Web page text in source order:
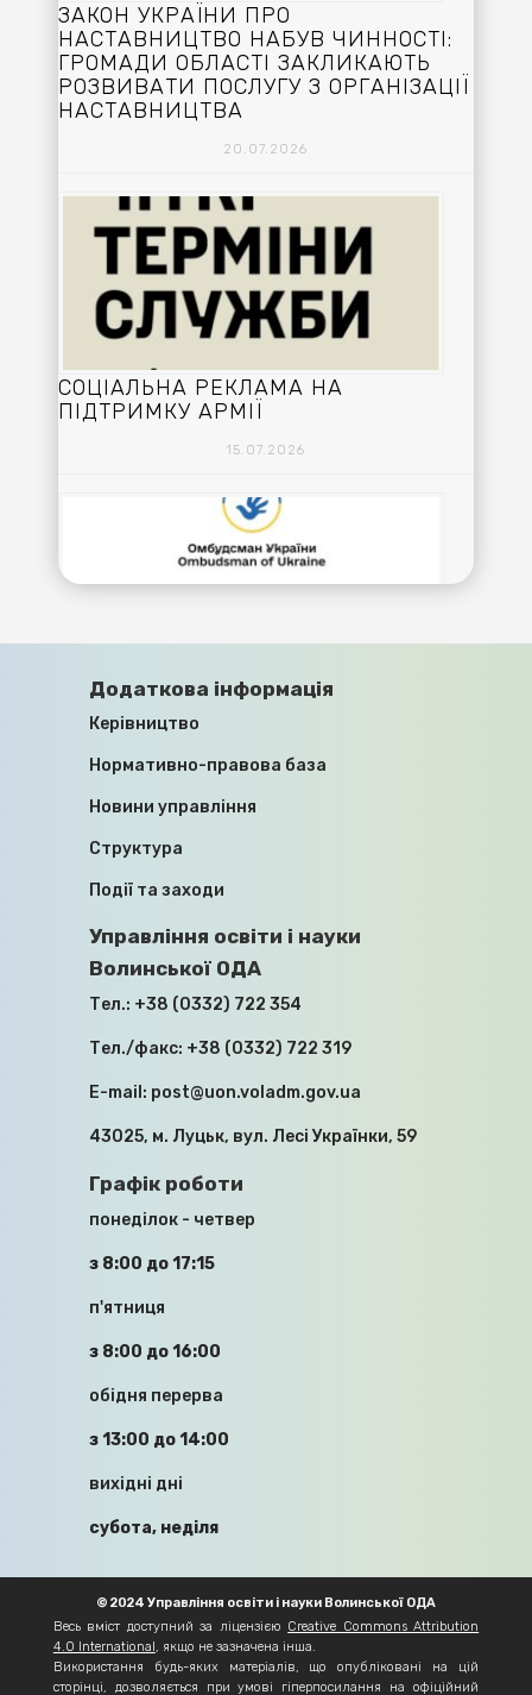
ЗАКОН УКРАЇНИ ПРО
НАСТАВНИЦТВО НАБУВ ЧИННОСТІ:
ГРОМАДИ ОБЛАСТІ ЗАКЛИКАЮТЬ
РОЗВИВАТИ ПОСЛУГУ З ОРГАНІЗАЦІЇ
НАСТАВНИЦТВА
20.07.2026
СОЦІАЛЬНА РЕКЛАМА НА
ПІДТРИМКУ АРМІЇ
15.07.2026
ПРАВА ЦИВІЛЬНИХ ОСІБ,
ПОЗБАВЛЕНИХ ОСОБИСТОЇ СВОБОДИ
ВНАСЛІДОК ЗБРОЙНОЇ АГРЕСІЇ
ПРОТИ УКРАЇНИ, ЗНИКЛИХ
ОБСТАВИН, ТА ЧЛЕНІВ ЇХНІХ СІМЕЙ
МОДЕРНІЗАЦІЯ, ДЕЦЕНТРАЛІЗАЦІЯ,
ІНВЕСТИЦІЇ: У ВМІ ПРОЙШЛА
РОБОЧА НАРАДА ІЗ ЗАСТУПНИКОМ
16.04.2026
ПРО РЕАЛІЗАЦІЮ ВАЖЛИВОГО ДЛЯ
ЦЕНТРУ ПРОФЕСІЙНОЇ
КОЛКІВСЬКОГО ЦЕНТРУ
СЬОГОДНІ НА РОБОЧІЙ НАРАДІ ІЗ
ЗАСТУПНИКОМ МІНІСТРА ОСВІТИ І
НАУКИ УКРАЇНИ ДМИТРОМ
ЗАВГОРОДНІМ.
16.04.2026
Додаткова інформація
Керівництво
Нормативно-правова база
Новини управління
Структура
Події та заходи
Управління освіти і науки
Волинської ОДА
Тел.: +38 (0332) 722 354
Тел./факс: +38 (0332) 722 319
E-mail: post@uon.voladm.gov.ua
43025, м. Луцьк, вул. Лесі Українки, 59
Графік роботи
понеділок - четвер
з 8:00 до 17:15
п'ятниця
з 8:00 до 16:00
обідня перерва
з 13:00 до 14:00
вихідні дні
субота, неділя
© 2024 Управління освіти і науки Волинської ОДА
Весь вміст доступний за ліцензією Creative Commons Attribution
4.0 International , якщо не зазначена інша.
Використання будь-яких матеріалів, що опубліковані на цій
сторінці, дозволяється при умові гіперпосилання на офіційний